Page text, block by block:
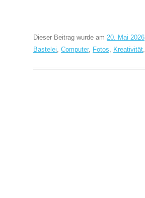
Dieser Beitrag wurde am 20. Mai 2026
Bastelei, Computer, Fotos, Kreativität,